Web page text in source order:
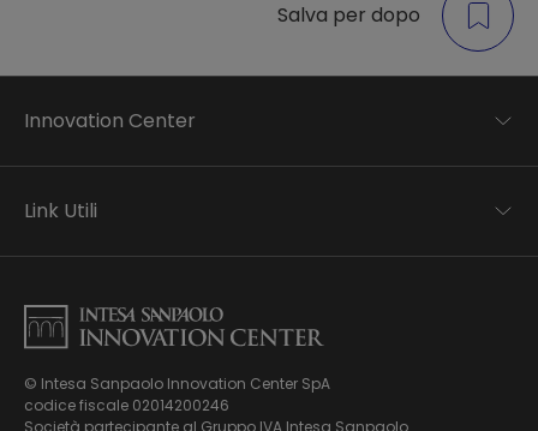
Salva per dopo
© Intesa Sanpaolo Innovation Center SpA
codice fiscale 02014200246
Società partecipante al Gruppo IVA Intesa Sanpaolo
Innovation Center
Applied research
Business transformation
Chi siamo
News ed Eventi
Link Utili
Informativa Privacy
Informativa Privacy Careers
Privacy e Cookie Policy
Mappa del sito
Whistleblowing